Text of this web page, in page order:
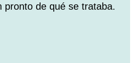
de qué se trataba.